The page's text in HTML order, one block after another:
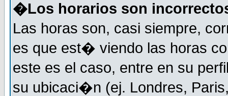
�Los horarios son
Las horas son, casi siempre,
es que est� viendo las horas
este es el caso, entre en su
su ubicaci�n (ej. Londres,